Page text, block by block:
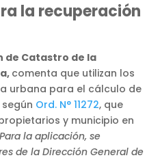
la recuperación
de Catastro de la
comenta que utilizan los
urbana para el cálculo de
Ord. N° 11272, que
y municipio en
Para la aplicación, se
de la Dirección General de